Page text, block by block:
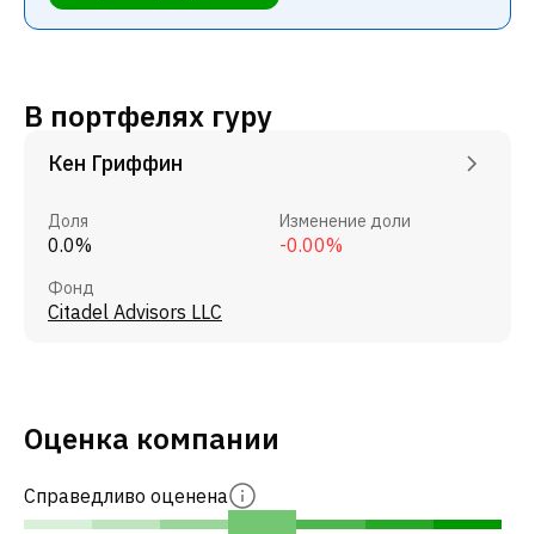
В портфелях гуру
Кен Гриффин
Доля
0.0%
Изменение доли
-0.00%
Фонд
Citadel Advisors LLC
Оценка компании
Справедливо оценена